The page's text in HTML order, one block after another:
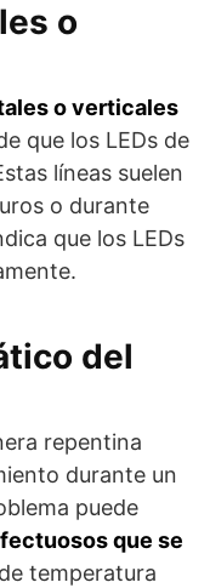
o
o verticales
que los LEDs de
líneas suelen
o durante
que los LEDs
del
repentina
durante un
puede
que se
temperatura